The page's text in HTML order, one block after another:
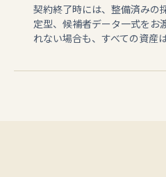
契約終了時には、整備済みの
定型、候補者データ一式をお
れない場合も、すべての資産